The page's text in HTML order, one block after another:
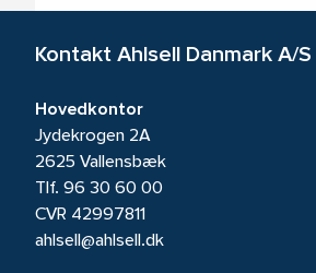
Kontakt Ahlsell Danmark A/S
Hovedkontor
Jydekrogen 2A
2625 Vallensbæk
Tlf. 96 30 60 00
CVR 42997811
ahlsell@ahlsell.dk